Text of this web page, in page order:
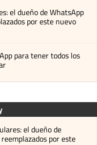
el dueño de WhatsApp
por este nuevo
para tener todos los
el dueño de
por este